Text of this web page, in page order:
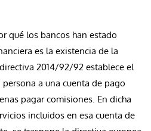
qué los bancos han estado
es la existencia de la
2014/92/92 establece el
a una cuenta de pago
pagar comisiones. En dicha
incluidos en esa cuenta de